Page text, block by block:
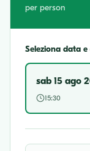
per person
Seleziona data
sab 15 ago
15:30